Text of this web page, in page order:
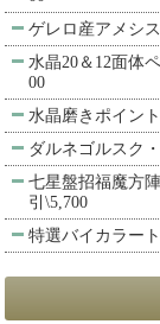
ゲレロ産アメシ
水晶20＆12面体
00
水晶磨きポイン
ダルネゴルスク
七星盤招福魔方
引\5,700
特選バイカラー